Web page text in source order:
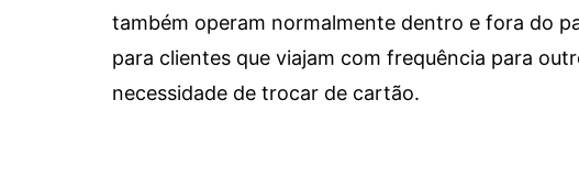
também operam normalmente dentro e fora do
para clientes que viajam com frequência para
necessidade de trocar de cartão.